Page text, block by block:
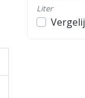
Liter